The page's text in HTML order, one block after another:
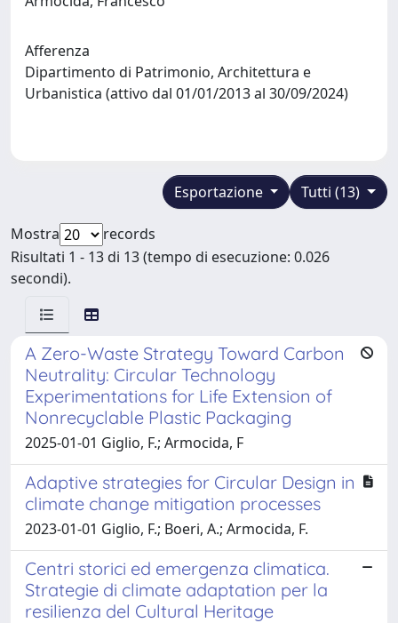
Afferenza
Dipartimento di Patrimonio, Architettura e
Urbanistica (attivo dal 01/01/2013 al 30/09/2024)
Tutti (13)
Esportazione
Mostra
records
Risultati 1 - 13 di 13 (tempo di esecuzione: 0.026
secondi).
A Zero-Waste Strategy Toward Carbon
Neutrality: Circular Technology
Experimentations for Life Extension of
Nonrecyclable Plastic Packaging
2025-01-01 Giglio, F.; Armocida, F
Adaptive strategies for Circular Design in
climate change mitigation processes
2023-01-01 Giglio, F.; Boeri, A.; Armocida, F.
Centri storici ed emergenza climatica.
Strategie di climate adaptation per la
resilienza del Cultural Heritage